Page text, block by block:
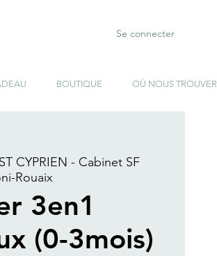
Se connecter
BOUTIQUE OÙ NOUS TROUVER
CYPRIEN - Cabinet SF
Rouaix
3en1
(0-3mois)